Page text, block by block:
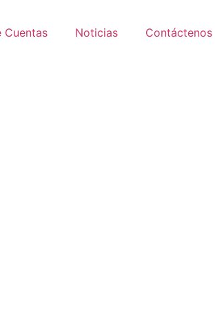
Cuentas Noticias Contáctenos